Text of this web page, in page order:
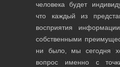
человека будет
что каждый из
восприятия
собственными
ни было, мы сегодня
вопрос именно с